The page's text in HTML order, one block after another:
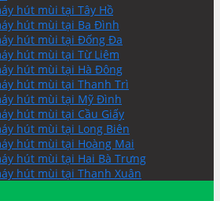
hút mùi tại Tây Hồ
hút mùi tại Ba Đình
hút mùi tại Đống Đa
hút mùi tại Từ Liêm
hút mùi tại Hà Đông
hút mùi tại Thanh Trì
hút mùi tại Mỹ Đình
hút mùi tại Cầu Giấy
hút mùi tại Long Biên
hút mùi tại Hoàng Mai
hút mùi tại Hai Bà Trưng
hút mùi tại Thanh Xuân